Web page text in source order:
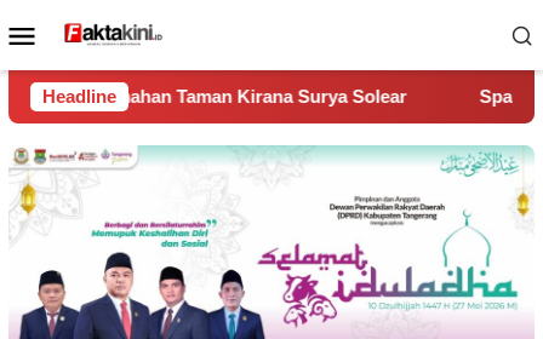
ke
Menu
Mobile
Headline
Taman Kirana Surya Solear Spanyol Juara Piala